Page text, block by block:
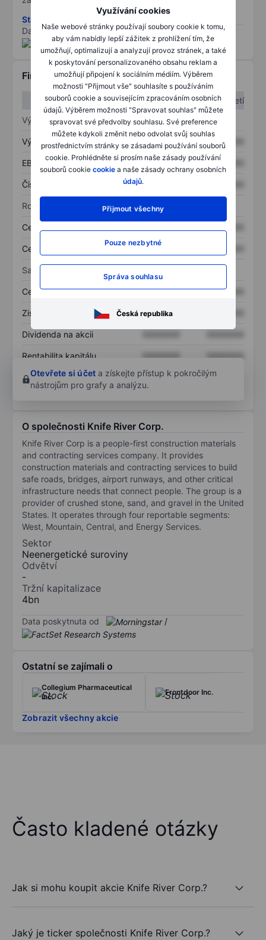
Využívání cookies
Naše webové stránky používají soubory cookie k tomu,
aby vám nabídly lepší zážitek z prohlížení tím, že
umožňují, optimalizují a analyzují provoz stránek, a také
k poskytování personalizovaného obsahu reklam a
umožňují připojení k sociálním médiím. Výběrem
možnosti "Přijmout vše" souhlasíte s používáním
souborů cookie a souvisejícím zpracováním osobních
údajů. Výběrem možnosti "Spravovat souhlas" můžete
spravovat své předvolby souhlasu. Své preference
můžete kdykoli změnit nebo odvolat svůj souhlas
prostřednictvím stránky se zásadami používání souborů
cookie. Prohlédněte si prosím naše zásady používání
souborů cookie cookie a naše zásady ochrany osobních
údajů.
Přijmout všechny
Pouze nezbytné
Správa souhlasu
Česká republika
Stáhněte si metodiku rizik ESG
Data poskytnuta od
/
Finanční informace
1. čtvrtletí
2. čtvrtletí
Výkaz zisku a ztráty
Výnos XXXXXXX XXXXXXX
EBITDA XXXXXXX XXXXXXX
Čistý příjem XXXXXXX
Rozvaha
Celková aktiva
Celkový dluh XXXXXXX
Sazby
Cena/tržby XXXXXXX XXXXXXX
Zisk na akcii XXXXXXX
Dividenda na akcii
Rentabilita kapitálu XXXXXXX
XXXXXXX
Otevřete si účet a získejte přístup k pokročilým
nástrojům pro grafy a analýzu.
O společnosti Knife River Corp.
Knife River Corp is a people-first construction materials
and contracting services company. It provides
construction materials and contracting services to build
safe roads, bridges, airport runways, and other critical
infrastructure needs that connect people. The group is a
provider of crushed stone, sand, and gravel in the United
States. It operates through four reportable segments:
West, Mountain, Central, and Energy Services.
Sektor
Neenergetické suroviny
Odvětví
-
Tržní kapitalizace
4bn
Data poskytnuta od /
Ostatní se zajímali o
Collegium Pharmaceutical
Inc.
Frontdoor Inc.
Zobrazit všechny akcie
Často kladené otázky
Jak si mohu koupit akcie Knife River Corp.?
Jaký je ticker společnosti Knife River Corp.?